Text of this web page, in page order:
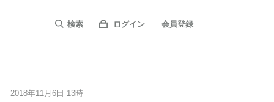
検索 ログイン 会員登録
2018年11月6日 13時